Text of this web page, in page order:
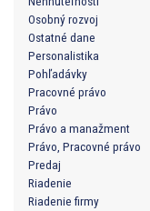
Osobný rozvoj
Ostatné dane
Personalistika
Pohľadávky
Pracovné právo
Právo
Právo a manažment
Právo, Pracovné právo
Predaj
Riadenie
Riadenie firmy